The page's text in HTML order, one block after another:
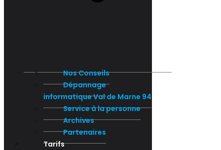
Nos Conseils
Dépannage
informatique Val de Marne 94
Service à la personne
Archives
Partenaires
Tarifs